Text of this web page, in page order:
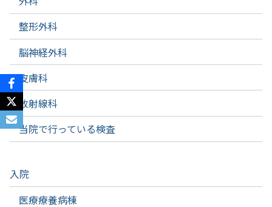
整形外科
脳神経外科
皮膚科
放射線科
当院で行っている検査
入院
医療療養病棟